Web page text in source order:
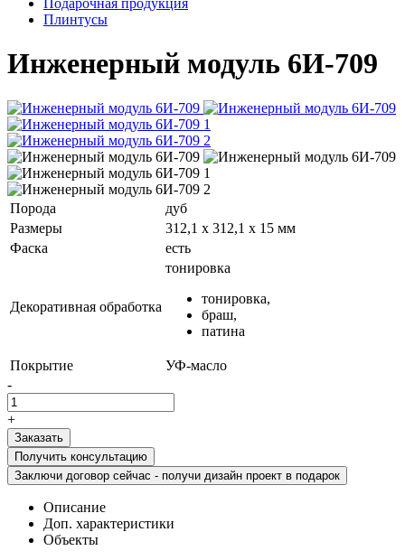
Подарочная продукция
Плинтусы
Инженерный модуль 6И-709
Порода
дуб
Размеры
312,1 х 312,1 х 15 мм
Фаска
есть
Декоративная обработка
тонировка
тонировка,
браш,
патина
Покрытие
УФ-масло
-
+
Получить консультацию
Заключи договор сейчас - получи дизайн проект в подарок
Описание
Доп. характеристики
Объекты